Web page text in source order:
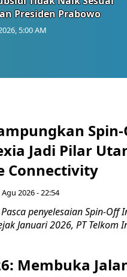
Presiden Prabowo
5:00 AM
Jadi Pilar
Connectivity
2026 - 22:54
Pasca penyelesaian Spin-
Januari 2026, PT Telkom
Membuka